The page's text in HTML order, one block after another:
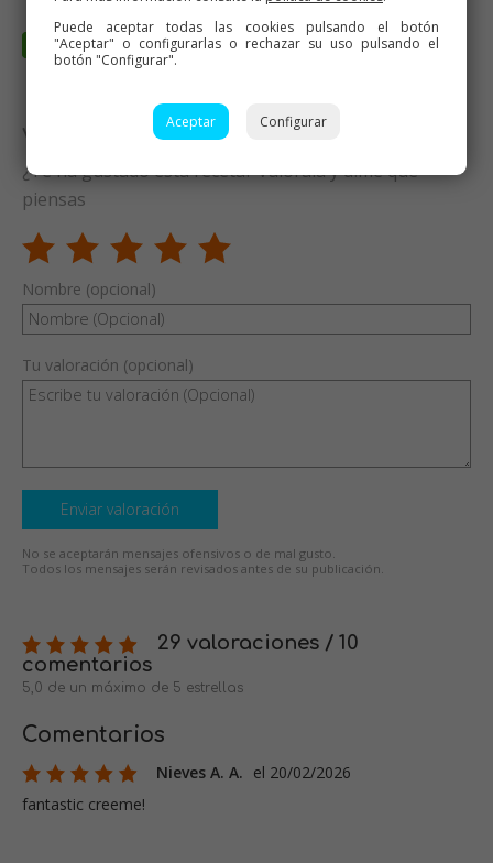
Valora esta receta
¿Te ha gustado esta receta? Valórala y dime qué
piensas
Nombre (opcional)
Tu valoración (opcional)
Enviar valoración
No se aceptarán mensajes ofensivos o de mal gusto.
Todos los mensajes serán revisados antes de su publicación.
29 valoraciones / 10
comentarios
5,0 de un máximo de 5 estrellas
Comentarios
Nieves A. A. el 20/02/2026
fantastic creeme!
Puede aceptar todas las cookies pulsando el botón
"Aceptar" o configurarlas o rechazar su uso pulsando el
botón "Configurar".
Aceptar Configurar